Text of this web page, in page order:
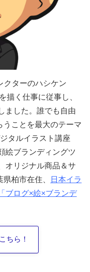
クターのハシケン
描く仕事に従事し、
ました。誰でも自由
うことを最大のテーマ
タルイラスト講座
絵ブランディングツ
オリジナル商品＆サ
柏市在住、
日本イラ
ブログ×絵×ブランデ
ちら！